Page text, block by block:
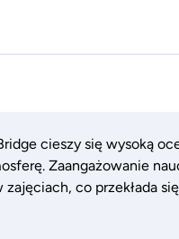
cieszy się wysoką
Zaangażowanie
co przekłada